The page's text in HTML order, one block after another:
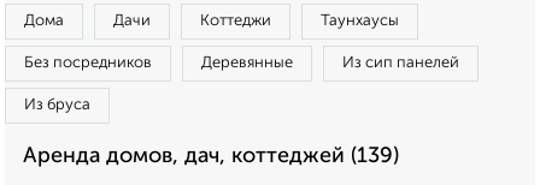
Дома Дачи Коттеджи Таунхаусы
Без посредников Деревянные Из сип панелей
Из бруса
Аренда домов, дач, коттеджей (139)